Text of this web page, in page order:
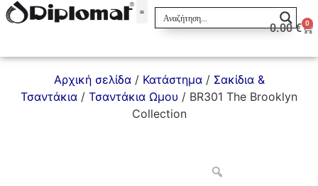
0.00€ 0
Αρχική σελίδα/ Κατάστημα/ Σακίδια &
Τσαντάκια / Τσαντάκια Ωμου / BR301 The Brooklyn
Collection